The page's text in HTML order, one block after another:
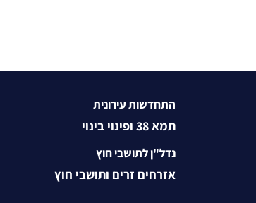
התחדשות עירונית
תמא 38 ופינוי בינוי
נדל"ן לתושבי חוץ
אזרחים זרים ותושבי חוץ